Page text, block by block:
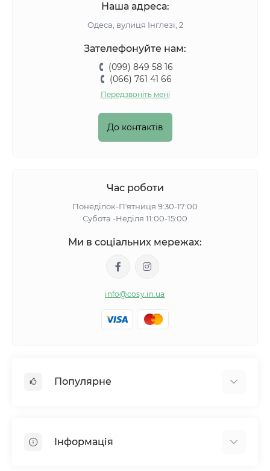
Наша адреса:
Одеса, вулиця Інглезі, 2
Зателефонуйте нам:
(099) 849 58 16
(066) 761 41 66
Передзвоніть мені
До контактів
Час роботи
Понеділок-Пʼятниця 9:30-17:00
Субота -Неділя 11:00-15:00
Ми в соціальних мережах:
info@cosy.in.ua
Популярне
Капці
Інформація